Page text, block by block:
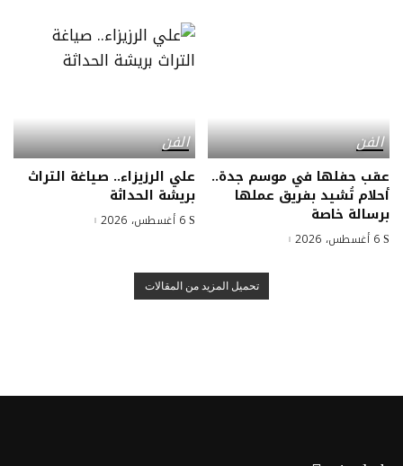
الفن
عقب حفلها في موسم جدة..
أحلام تُشيد بفريق عملها
برسالة خاصة
6 أغسطس، 2026
الفن
علي الرزيزاء.. صياغة التراث
بريشة الحداثة
6 أغسطس، 2026
تحميل المزيد من المقالات